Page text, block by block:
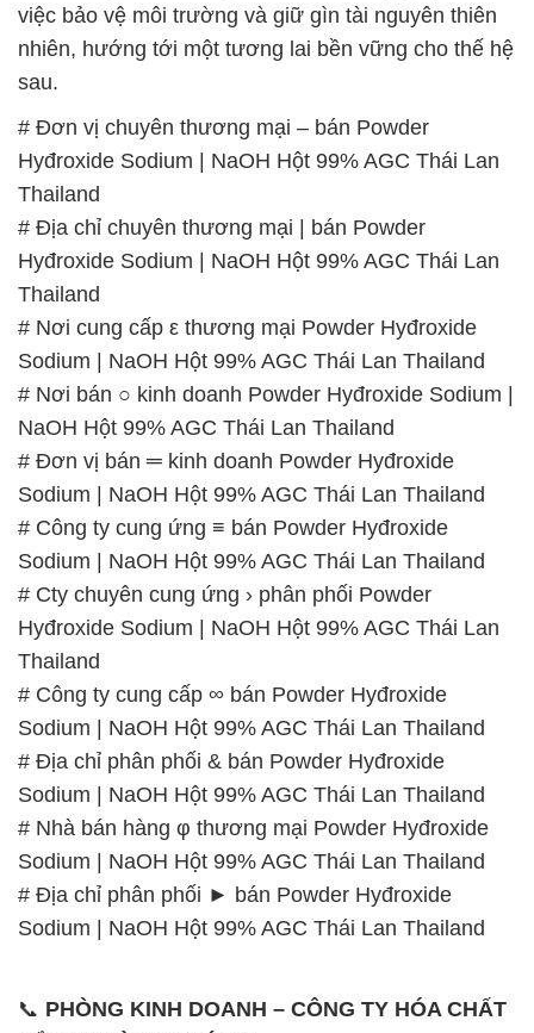
Hyđroxide Sodium | NaOH Hột 99% AGC Thái Lan
Thailand
# Địa chỉ chuyên thương mại | bán Powder
Hyđroxide Sodium | NaOH Hột 99% AGC Thái Lan
Thailand
# Nơi cung cấp ε thương mại Powder Hyđroxide
Sodium | NaOH Hột 99% AGC Thái Lan Thailand
# Nơi bán ○ kinh doanh Powder Hyđroxide Sodium |
NaOH Hột 99% AGC Thái Lan Thailand
# Đơn vị bán ═ kinh doanh Powder Hyđroxide
Sodium | NaOH Hột 99% AGC Thái Lan Thailand
# Công ty cung ứng ≡ bán Powder Hyđroxide
Sodium | NaOH Hột 99% AGC Thái Lan Thailand
# Cty chuyên cung ứng › phân phối Powder
Hyđroxide Sodium | NaOH Hột 99% AGC Thái Lan
Thailand
# Công ty cung cấp ∞ bán Powder Hyđroxide
Sodium | NaOH Hột 99% AGC Thái Lan Thailand
# Địa chỉ phân phối & bán Powder Hyđroxide
Sodium | NaOH Hột 99% AGC Thái Lan Thailand
# Nhà bán hàng φ thương mại Powder Hyđroxide
Sodium | NaOH Hột 99% AGC Thái Lan Thailand
# Địa chỉ phân phối ► bán Powder Hyđroxide
Sodium | NaOH Hột 99% AGC Thái Lan Thailand
📞PHÒNG KINH DOANH – CÔNG TY HÓA CHẤT
ĐẮC TRƯỜNG PHÁT 🌐
🌐 Website: https://congtyhoachat.com.vn/
– 0933.920.505 – 028.3504.5555